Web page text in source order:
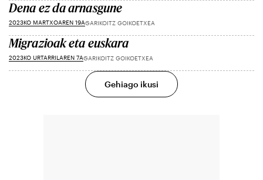
Dena ez da arnasgune
2023KO MARTXOAREN 19AGARIKOITZ GOIKOETXEA
Migrazioak eta euskara
2023KO URTARRILAREN 7AGARIKOITZ GOIKOETXEA
Gehiago ikusi